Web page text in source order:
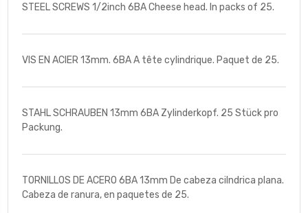
STEEL SCREWS 1/2inch 6BA Cheese head. In packs of 25.
VIS EN ACIER 13mm. 6BA A tête cylindrique. Paquet de 25.
STAHL SCHRAUBEN 13mm 6BA Zylinderkopf. 25 Stück pro
Packung.
TORNILLOS DE ACERO 6BA 13mm De cabeza cilndrica plana.
Cabeza de ranura, en paquetes de 25.